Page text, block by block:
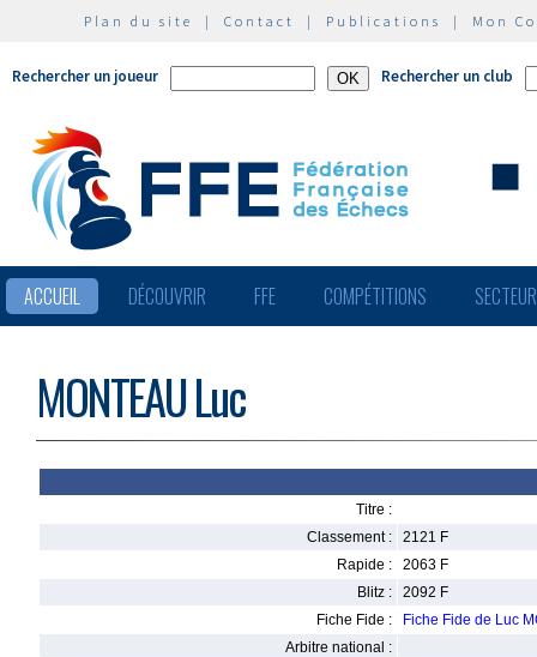
Plan du site | Contact | Publications | Mon
Rechercher un joueur Rechercher un club
ACCUEIL DÉCOUVRIR FFE COMPÉTITIONS
MONTEAU Luc
Titre :
Classement :
2121 F
Rapide :
2063 F
Blitz :
2092 F
Fiche Fide :
Fiche Fide de Luc
Arbitre national :